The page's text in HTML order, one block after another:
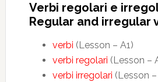
Verbi regolari e
Regular and irregular
verbi (Lesson – A1)
verbi regolari (Lesson –
verbi irregolari (Lesson